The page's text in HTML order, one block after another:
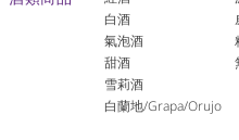
白酒
氣泡酒
​甜酒
雪莉酒
白蘭地/Grapa/Orujo